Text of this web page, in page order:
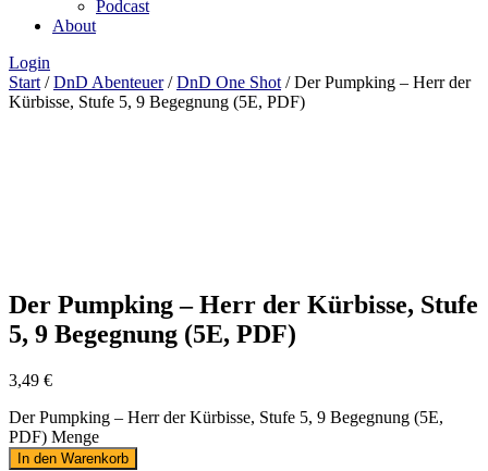
Podcast
About
Login
Start /DnD Abenteuer/DnD One Shot / Der Pumpking – Herr der
Kürbisse, Stufe 5, 9 Begegnung (5E, PDF)
Der Pumpking – Herr der Kürbisse, Stufe
5, 9 Begegnung (5E, PDF)
3,49 €
Der Pumpking – Herr der Kürbisse, Stufe 5, 9 Begegnung (5E,
PDF) Menge
In den Warenkorb